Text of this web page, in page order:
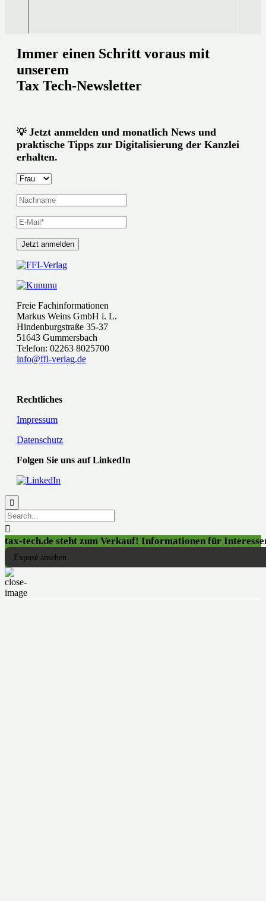
Immer einen Schritt voraus mit
unserem
Tax Tech-Newsletter
💡Jetzt anmelden und monatlich News und
praktische Tipps zur Digitalisierung der Kanzlei
erhalten.
Freie Fachinformationen
Markus Weins GmbH i. L.
Hindenburgstraße 35-37
51643 Gummersbach
Telefon: 02263 8025700
info@ffi-verlag.de
Rechtliches
Impressum
Datenschutz
Folgen Sie uns auf LinkedIn


tax-tech.de steht zum Verkauf! Informationen für
Exposé ansehen